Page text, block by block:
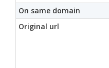
On same domain
Original url